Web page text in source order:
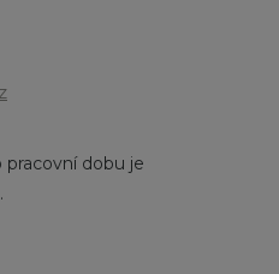
pracovní dobu je
.